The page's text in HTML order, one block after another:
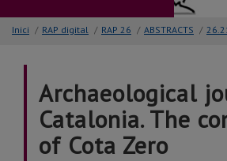
la
pàgina
Inici / RAP digital / RAP 26 / ABSTRACTS / 26.21
Archaeological
Catalonia. The
of Cota Zero